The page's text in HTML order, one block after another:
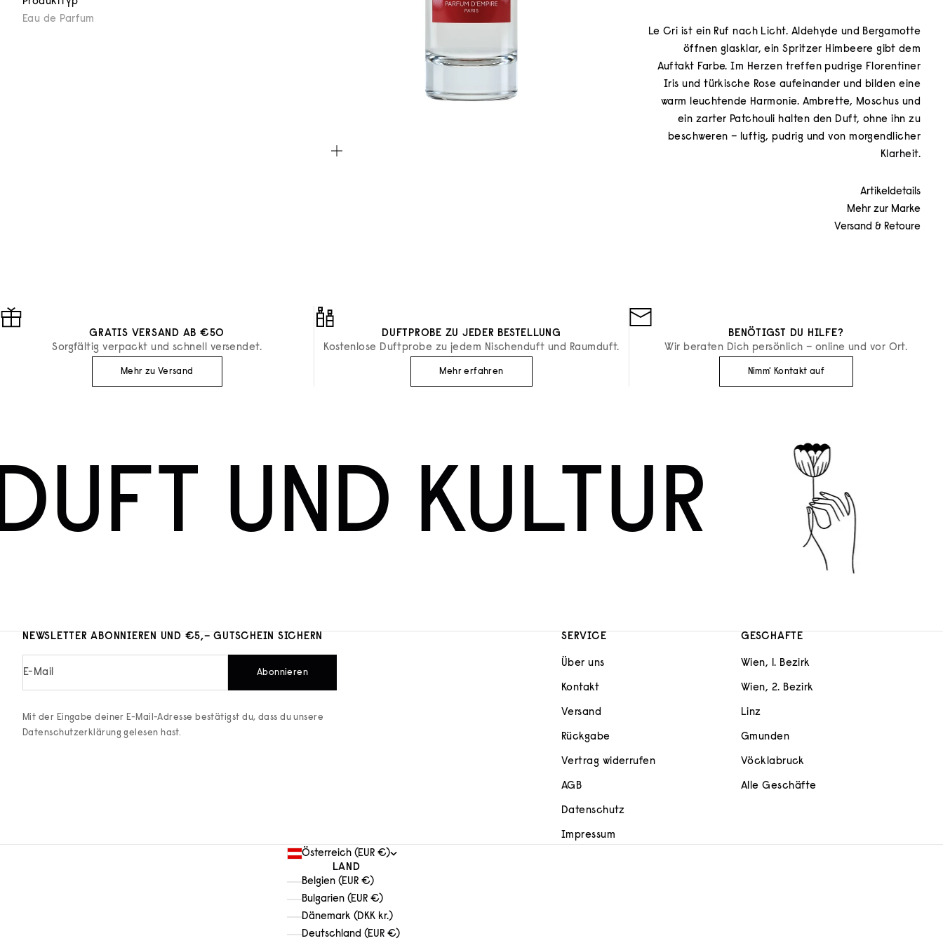
Eau de Parfum
Le Cri ist ein Ruf nach Licht. Aldehyde und Bergamotte
öffnen glasklar, ein Spritzer Himbeere gibt dem
Auftakt Farbe. Im Herzen treffen pudrige Florentiner
Iris und türkische Rose aufeinander und bilden eine
warm leuchtende Harmonie. Ambrette, Moschus und
ein zarter Patchouli halten den Duft, ohne ihn zu
beschweren – luftig, pudrig und von morgendlicher
Klarheit.
Artikeldetails
Mehr zur Marke
Versand & Retoure
GRATIS VERSAND AB €50
Sorgfältig verpackt und schnell versendet.
Mehr zu Versand
DUFTPROBE ZU JEDER BESTELLUNG
Kostenlose Duftprobe zu jedem Nischenduft und Raumduft.
Mehr erfahren
BENÖTIGST DU HILFE?
Wir beraten Dich persönlich – online und vor Ort.
Nimm' Kontakt auf
UND KULTUR
NEWSLETTER ABONNIEREN UND €5,– GUTSCHEIN SICHERN
E-Mail Abonnieren
Mit der Eingabe deiner E-Mail-Adresse bestätigst du, dass du unsere
Datenschutzerklärung gelesen hast.
SERVICE
Über uns
Kontakt
Versand
Rückgabe
Vertrag widerrufen
AGB
Datenschutz
Impressum
GESCHÄFTE
Wien, 1. Bezirk
Wien, 2. Bezirk
Linz
Gmunden
Vöcklabruck
Alle Geschäfte
Österreich (EUR €)
LAND
Belgien (EUR €)
Bulgarien (EUR €)
Dänemark (DKK kr.)
Deutschland (EUR €)